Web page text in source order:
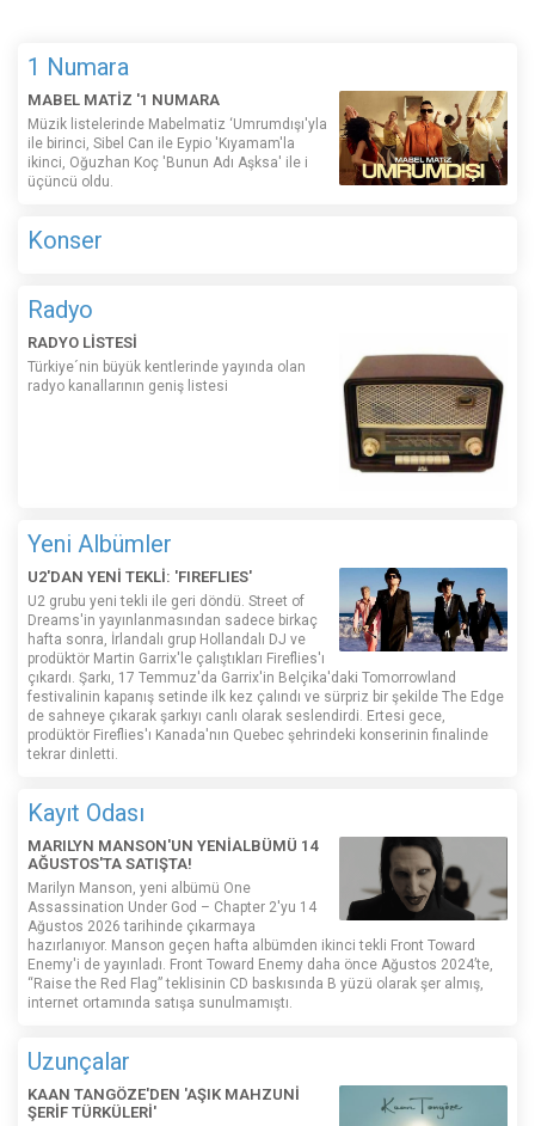
1 Numara
MABEL MATİZ '1 NUMARA
Müzik listelerinde Mabelmatiz ‘Umrumdışı'yla
ile birinci, Sibel Can ile Eypio 'Kıyamam'la
ikinci, Oğuzhan Koç 'Bunun Adı Aşksa' ile i
üçüncü oldu.
Konser
Radyo
RADYO LİSTESİ
Türkiye´nin büyük kentlerinde yayında olan
radyo kanallarının geniş listesi
Yeni Albümler
U2'DAN YENİ TEKLİ: 'FIREFLIES'
U2 grubu yeni tekli ile geri döndü. Street of
Dreams'in yayınlanmasından sadece birkaç
hafta sonra, İrlandalı grup Hollandalı DJ ve
prodüktör Martin Garrix'le çalıştıkları Fireflies'ı
çıkardı. Şarkı, 17 Temmuz'da Garrix'in Belçika'daki Tomorrowland
festivalinin kapanış setinde ilk kez çalındı ​​ve sürpriz bir şekilde The Edge
de sahneye çıkarak şarkıyı canlı olarak seslendirdi. Ertesi gece,
prodüktör Fireflies'ı Kanada'nın Quebec şehrindeki konserinin finalinde
tekrar dinletti.
Kayıt Odası
MARILYN MANSON'UN YENİALBÜMÜ 14
AĞUSTOS'TA SATIŞTA!
Marilyn Manson, yeni albümü One
Assassination Under God – Chapter 2'yu 14
Ağustos 2026 tarihinde çıkarmaya
hazırlanıyor. Manson geçen hafta albümden ikinci tekli Front Toward
Enemy'i de yayınladı. Front Toward Enemy daha önce Ağustos 2024’te,
“Raise the Red Flag” teklisinin CD baskısında B yüzü olarak şer almış,
internet ortamında satışa sunulmamıştı.
Uzunçalar
KAAN TANGÖZE'DEN 'AŞIK MAHZUNİ
ŞERİF TÜRKÜLERİ'